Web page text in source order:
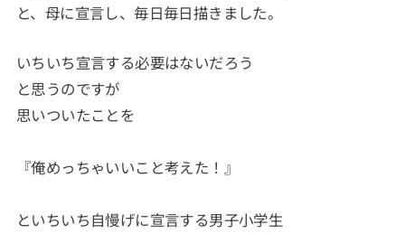
と、母に宣言し、毎日毎日描きました。
いちいち宣言する必要はないだろう
と思うのですが
思いついたことを
『俺めっちゃいいこと考えた！』
といちいち自慢げに宣言する男子小学生